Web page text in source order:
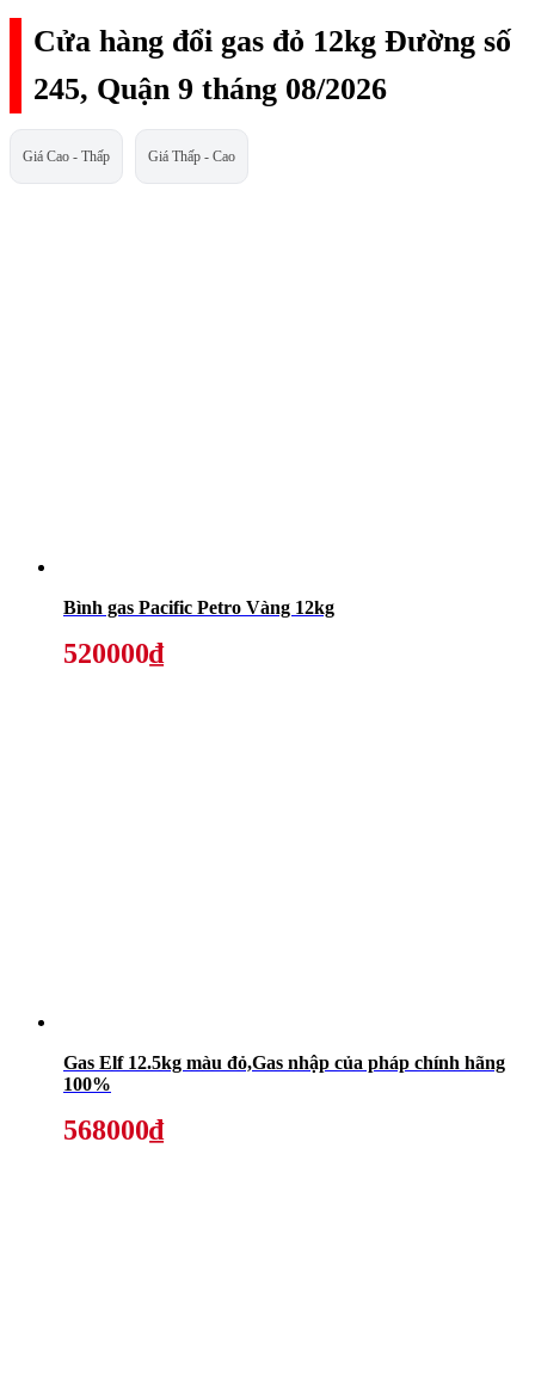
Cửa hàng đổi gas đỏ 12kg Đường số
245, Quận 9 tháng 08/2026
Giá Cao - Thấp Giá Thấp - Cao
Bình gas Pacific Petro Vàng 12kg
520000₫
Gas Elf 12.5kg màu đỏ,Gas nhập của pháp chính hãng
100%
568000₫